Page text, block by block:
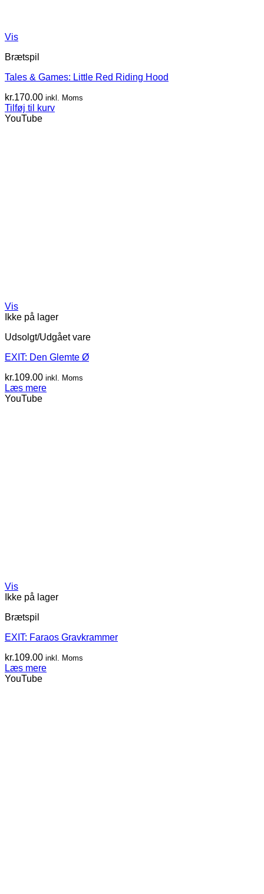
Vis
Brætspil
Tales & Games: Little Red Riding Hood
kr.170.00 inkl. Moms
Tilføj til kurv
YouTube
Vis
Ikke på lager
Udsolgt/Udgået vare
EXIT: Den Glemte Ø
kr.109.00 inkl. Moms
Læs mere
YouTube
Vis
Ikke på lager
Brætspil
EXIT: Faraos Gravkrammer
kr.109.00 inkl. Moms
Læs mere
YouTube